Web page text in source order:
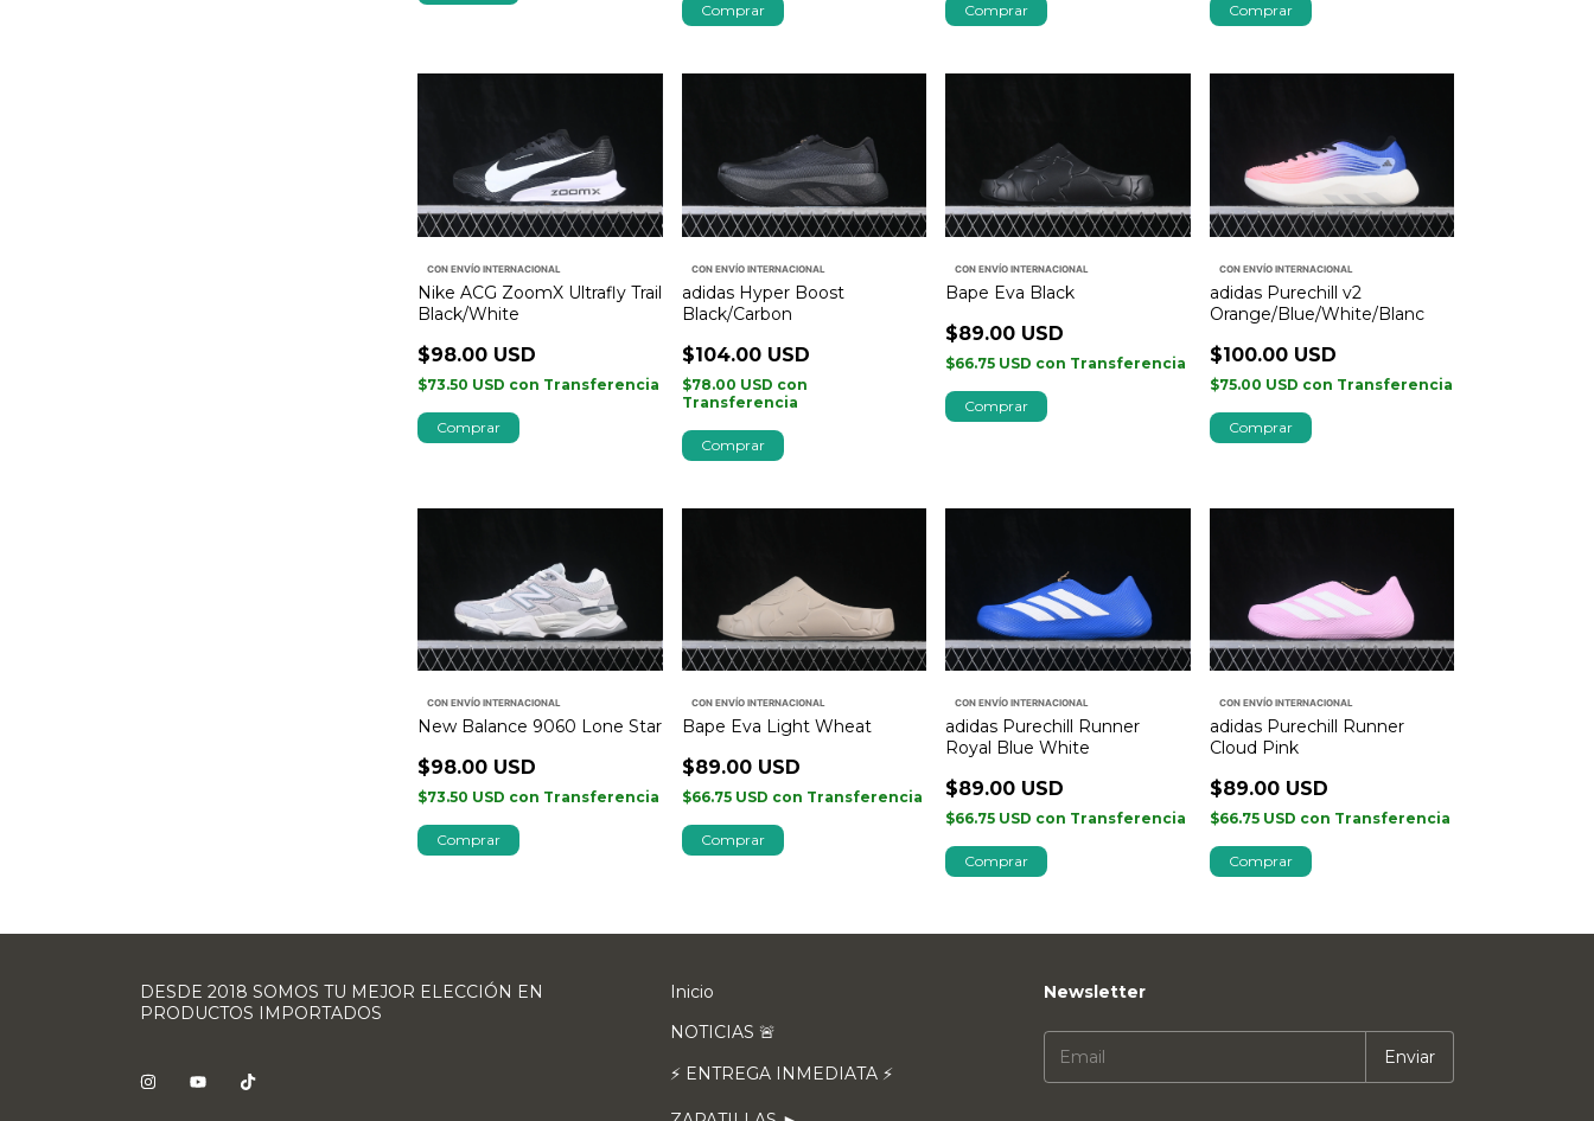
Comprar Comprar Comprar
CON ENVÍO INTERNACIONAL
Nike ACG ZoomX Ultrafly Trail
Black/White
$98.00 USD
$73.50 USD con Transferencia
Comprar
CON ENVÍO INTERNACIONAL
adidas Hyper Boost
Black/Carbon
$104.00 USD
$78.00 USD con
Transferencia
Comprar
CON ENVÍO INTERNACIONAL
Bape Eva Black
$89.00 USD
$66.75 USD con Transferencia
Comprar
CON ENVÍO INTERNACIONAL
adidas Purechill v2
Orange/Blue/White/Blanc
$100.00 USD
$75.00 USD con Transferencia
Comprar
CON ENVÍO INTERNACIONAL
New Balance 9060 Lone Star
$98.00 USD
$73.50 USD con Transferencia
Comprar
CON ENVÍO INTERNACIONAL
Bape Eva Light Wheat
$89.00 USD
$66.75 USD con Transferencia
Comprar
CON ENVÍO INTERNACIONAL
adidas Purechill Runner
Royal Blue White
$89.00 USD
$66.75 USD con Transferencia
Comprar
CON ENVÍO INTERNACIONAL
adidas Purechill Runner
Cloud Pink
$89.00 USD
$66.75 USD con Transferencia
Comprar
DESDE 2018 SOMOS TU MEJOR ELECCIÓN EN
PRODUCTOS IMPORTADOS
Inicio
NOTICIAS 🚨
⚡ ENTREGA INMEDIATA ⚡
Newsletter